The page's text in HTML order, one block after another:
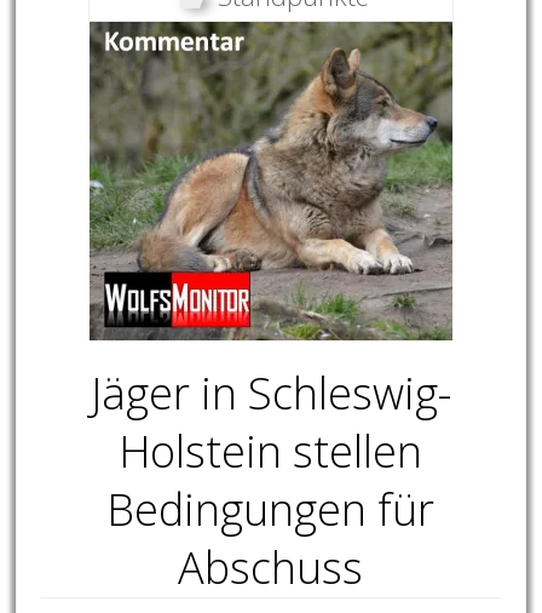
Jäger in Schleswig-
Holstein stellen
Bedingungen für
Abschuss